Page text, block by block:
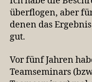
überflogen, aber
denen das
gut.
Vor fünf Jahren
Teamseminars